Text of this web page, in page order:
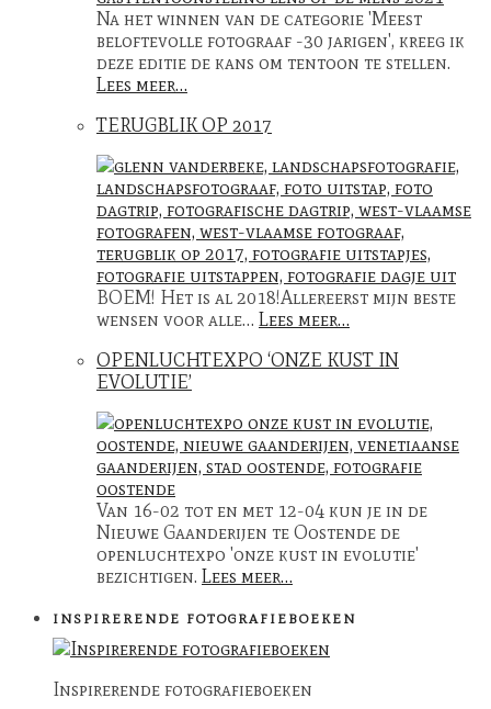
Na het winnen van de categorie 'Meest
beloftevolle fotograaf -30 jarigen', kreeg ik
deze editie de kans om tentoon te stellen.
Lees meer…
TERUGBLIK OP 2017
BOEM! Het is al 2018!Allereerst mijn beste
wensen voor alle… Lees meer…
OPENLUCHTEXPO ‘ONZE KUST IN
EVOLUTIE’
Van 16-02 tot en met 12-04 kun je in de
Nieuwe Gaanderijen te Oostende de
openluchtexpo 'onze kust in evolutie'
bezichtigen. Lees meer…
INSPIRERENDE FOTOGRAFIEBOEKEN
Inspirerende fotografieboeken